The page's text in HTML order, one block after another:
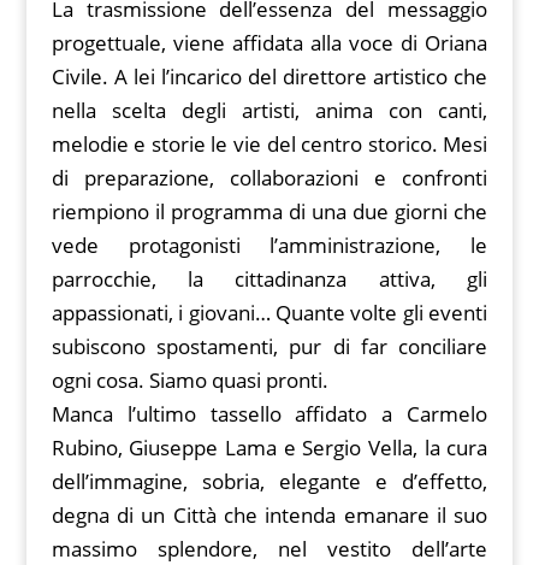
La trasmissione dell’essenza del messaggio
progettuale, viene affidata alla voce di Oriana
Civile. A lei l’incarico del direttore artistico che
nella scelta degli artisti, anima con canti,
melodie e storie le vie del centro storico. Mesi
di preparazione, collaborazioni e confronti
riempiono il programma di una due giorni che
vede protagonisti l’amministrazione, le
parrocchie, la cittadinanza attiva, gli
appassionati, i giovani… Quante volte gli eventi
subiscono spostamenti, pur di far conciliare
ogni cosa. Siamo quasi pronti.
Manca l’ultimo tassello affidato a Carmelo
Rubino, Giuseppe Lama e Sergio Vella, la cura
dell’immagine, sobria, elegante e d’effetto,
degna di un Città che intenda emanare il suo
massimo splendore, nel vestito dell’arte